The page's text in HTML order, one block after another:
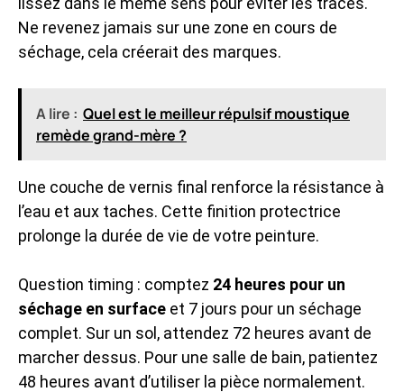
Ne revenez jamais sur une zone en cours de
séchage, cela créerait des marques.
A lire : Quel est le meilleur répulsif moustique
remède grand-mère ?
Une couche de vernis final renforce la résistance à
l’eau et aux taches. Cette finition protectrice
prolonge la durée de vie de votre peinture.
Question timing : comptez 24 heures pour un
séchage en surface et 7 jours pour un séchage
complet. Sur un sol, attendez 72 heures avant de
marcher dessus. Pour une salle de bain, patientez
48 heures avant d’utiliser la pièce normalement.